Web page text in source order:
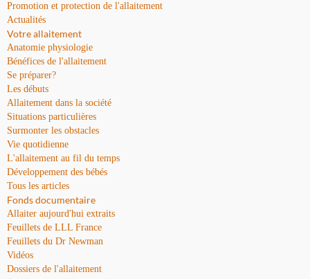
Promotion et protection de l'allaitement
Actualités
Votre allaitement
Anatomie physiologie
Bénéfices de l'allaitement
Se préparer?
Les débuts
Allaitement dans la société
Situations particulières
Surmonter les obstacles
Vie quotidienne
L'allaitement au fil du temps
Développement des bébés
Tous les articles
Fonds documentaire
Allaiter aujourd'hui extraits
Feuillets de LLL France
Feuillets du Dr Newman
Vidéos
Dossiers de l'allaitement